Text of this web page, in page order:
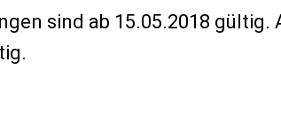
sind ab 15.05.2018